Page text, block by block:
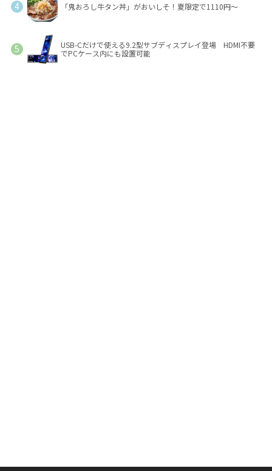
「鬼おろし牛タン丼」がおいしそ！夏限定で1110円～
USB-Cだけで使える9.2型サブディスプレイ登場 HDMI不要
でPCケース内にも設置可能